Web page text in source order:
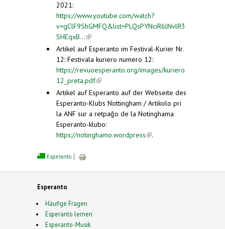
2021:
https://www.youtube.com/watch?
v=gClF9ShGMFQ&list=PLQsPYNciR6lNvlR3
SHEqxB...(link is external)
Artikel auf Esperanto im Festival-Kurier Nr.
12: Festivala kuriero numero 12:
https://revuoesperanto.org/images/kuriero
12_preta.pdf(link is external)
Artikel auf Esperanto auf der Webseite des
Esperanto-Klubs Nottingham / Artikolo pri
la ANF sur a retpaĝo de la Notinghama
Esperanto-klubo:
https://notinghamo.wordpress(link is
.
Esperanto
Esperanto
Häufige Fragen
Esperanto lernen
Esperanto-Musik